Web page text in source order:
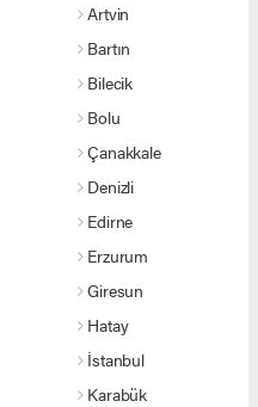
Artvin
Bartın
Bilecik
Bolu
Çanakkale
Denizli
Edirne
Erzurum
Giresun
Hatay
İstanbul
Karabük